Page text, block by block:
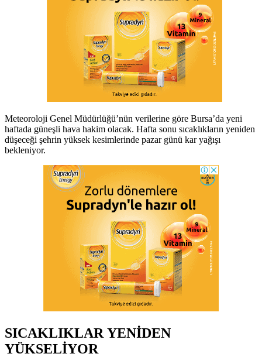
Meteoroloji Genel Müdürlüğü’nün verilerine göre Bursa’da yeni
haftada güneşli hava hakim olacak. Hafta sonu sıcaklıkların yeniden
düşeceği şehrin yüksek kesimlerinde pazar günü kar yağışı
bekleniyor.
SICAKLIKLAR YENİDEN
YÜKSELİYOR